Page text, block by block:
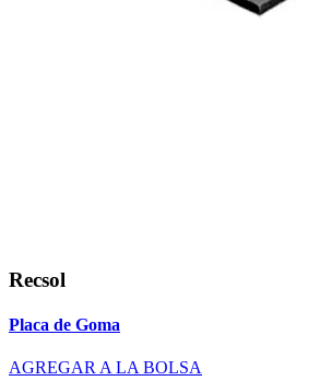
Recsol
Placa de Goma
AGREGAR A LA BOLSA